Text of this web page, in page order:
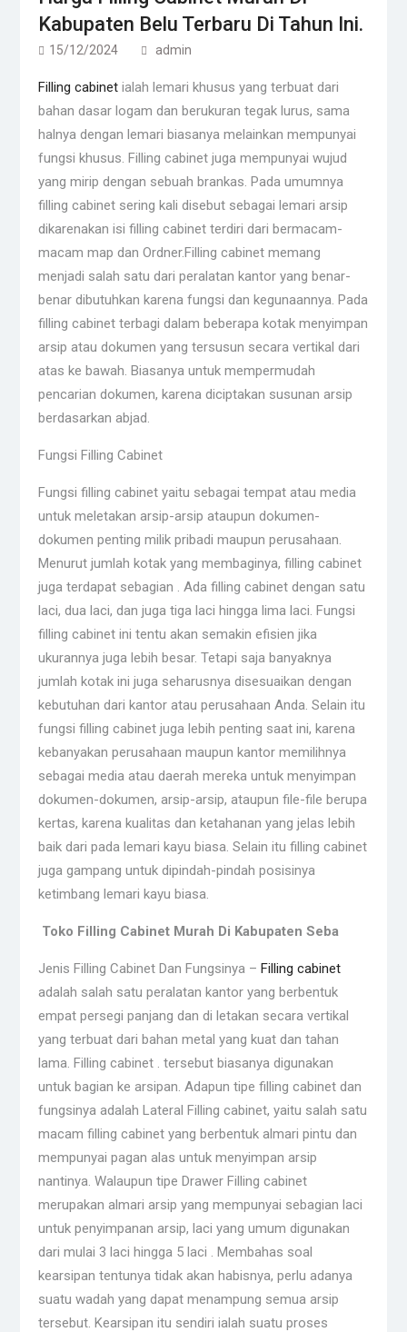
Kabupaten Belu Terbaru Di Tahun Ini.
15/12/2024 admin
Filling cabinetialah lemari khusus yang terbuat dari
bahan dasar logam dan berukuran tegak lurus, sama
halnya dengan lemari biasanya melainkan mempunyai
fungsi khusus. Filling cabinet juga mempunyai wujud
yang mirip dengan sebuah brankas. Pada umumnya
filling cabinet sering kali disebut sebagai lemari arsip
dikarenakan isi filling cabinet terdiri dari bermacam-
macam map dan Ordner.Filling cabinet memang
menjadi salah satu dari peralatan kantor yang benar-
benar dibutuhkan karena fungsi dan kegunaannya. Pada
filling cabinet terbagi dalam beberapa kotak menyimpan
arsip atau dokumen yang tersusun secara vertikal dari
atas ke bawah. Biasanya untuk mempermudah
pencarian dokumen, karena diciptakan susunan arsip
berdasarkan abjad.
Fungsi Filling Cabinet
Fungsi filling cabinet yaitu sebagai tempat atau media
untuk meletakan arsip-arsip ataupun dokumen-
dokumen penting milik pribadi maupun perusahaan.
Menurut jumlah kotak yang membaginya, filling cabinet
juga terdapat sebagian . Ada filling cabinet dengan satu
laci, dua laci, dan juga tiga laci hingga lima laci. Fungsi
filling cabinet ini tentu akan semakin efisien jika
ukurannya juga lebih besar. Tetapi saja banyaknya
jumlah kotak ini juga seharusnya disesuaikan dengan
kebutuhan dari kantor atau perusahaan Anda. Selain itu
fungsi filling cabinet juga lebih penting saat ini, karena
kebanyakan perusahaan maupun kantor memilihnya
sebagai media atau daerah mereka untuk menyimpan
dokumen-dokumen, arsip-arsip, ataupun file-file berupa
kertas, karena kualitas dan ketahanan yang jelas lebih
baik dari pada lemari kayu biasa. Selain itu filling cabinet
juga gampang untuk dipindah-pindah posisinya
ketimbang lemari kayu biasa.
Toko Filling Cabinet Murah Di Kabupaten Seba
Jenis Filling Cabinet Dan Fungsinya – Filling cabinet
adalah salah satu peralatan kantor yang berbentuk
empat persegi panjang dan di letakan secara vertikal
yang terbuat dari bahan metal yang kuat dan tahan
lama. Filling cabinet . tersebut biasanya digunakan
untuk bagian ke arsipan. Adapun tipe filling cabinet dan
fungsinya adalah Lateral Filling cabinet, yaitu salah satu
macam filling cabinet yang berbentuk almari pintu dan
mempunyai pagan alas untuk menyimpan arsip
nantinya. Walaupun tipe Drawer Filling cabinet
merupakan almari arsip yang mempunyai sebagian laci
untuk penyimpanan arsip, laci yang umum digunakan
dari mulai 3 laci hingga 5 laci . Membahas soal
kearsipan tentunya tidak akan habisnya, perlu adanya
suatu wadah yang dapat menampung semua arsip
tersebut. Kearsipan itu sendiri ialah suatu proses